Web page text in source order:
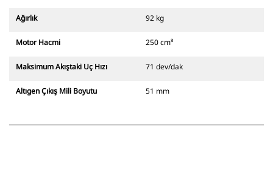
Ağırlık 92 kg
Motor Hacmi 250 cm³
Maksimum Akıştaki Uç Hızı 71 dev/dak
Altıgen Çıkış Mili Boyutu 51 mm